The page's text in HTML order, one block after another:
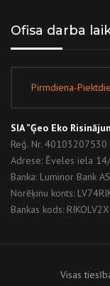
Ofisa darba
Pirmdiena-
SIA ”Ģeo Eko
Reģ. Nr. 40103207530
Adrese: Ēveles iela
Banka: Luminor Bank AS
Norēķinu konts:
Bankas kods: RIKOLV2X
Visas